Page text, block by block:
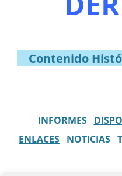
Contenido
INFORMES
ENLACES NOTICIAS